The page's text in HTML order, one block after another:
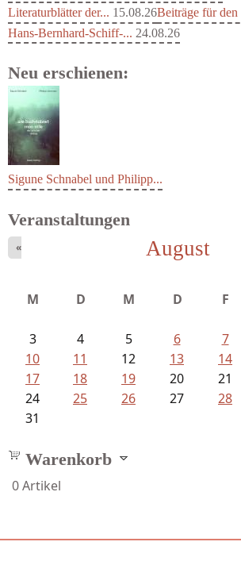
Literaturblätter der... 15.08.26Beiträge für den
Hans-Bernhard-Schiff-... 24.08.26
Neu erschienen:
Sigune Schnabel und Philipp...
Veranstaltungen
August
«
M D M D F
3
4 5 6 7
10
11 12 13 14
17
18 19 20 21
24
25 26 27 28
31
Warenkorb
0Artikel